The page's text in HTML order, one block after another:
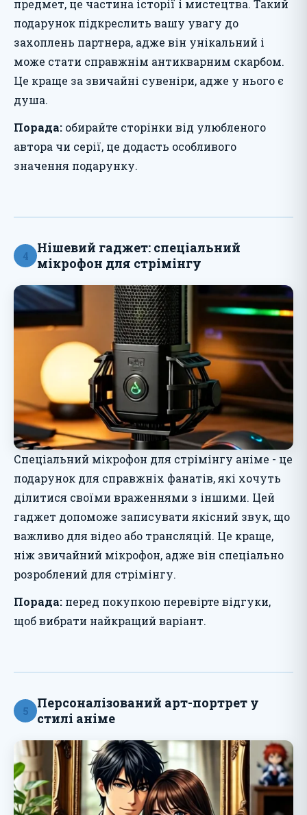
предмет, це частина історії і мистецтва. Такий
подарунок підкреслить вашу увагу до
захоплень партнера, адже він унікальний і
може стати справжнім антикварним скарбом.
Це краще за звичайні сувеніри, адже у нього є
душа.
Порада: обирайте сторінки від улюбленого
автора чи серії, це додасть особливого
значення подарунку.
4
Нішевий гаджет: спеціальний
мікрофон для стрімінгу
Спеціальний мікрофон для стрімінгу аніме - це
подарунок для справжніх фанатів, які хочуть
ділитися своїми враженнями з іншими. Цей
гаджет допоможе записувати якісний звук, що
важливо для відео або трансляцій. Це краще,
ніж звичайний мікрофон, адже він спеціально
розроблений для стрімінгу.
Порада: перед покупкою перевірте відгуки,
щоб вибрати найкращий варіант.
5
Персоналізований арт-портрет у
стилі аніме